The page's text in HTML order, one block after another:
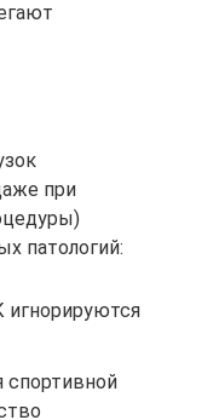
при
патологий:
игнорируются
спортивной